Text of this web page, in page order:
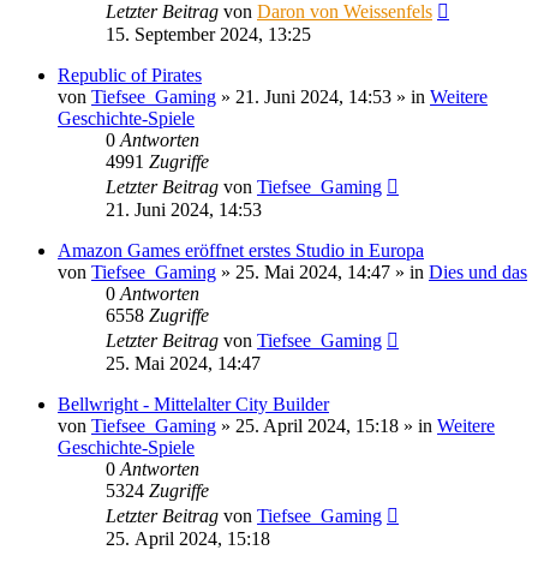
Letzter Beitrag von Daron von Weissenfels
15. September 2024, 13:25
Republic of Pirates
von Tiefsee_Gaming » 21. Juni 2024, 14:53 » in Weitere
Geschichte-Spiele
0 Antworten
4991 Zugriffe
Letzter Beitrag von Tiefsee_Gaming
21. Juni 2024, 14:53
Amazon Games eröffnet erstes Studio in Europa
von Tiefsee_Gaming » 25. Mai 2024, 14:47 » in Dies und das
0 Antworten
6558 Zugriffe
Letzter Beitrag von Tiefsee_Gaming
25. Mai 2024, 14:47
Bellwright - Mittelalter City Builder
von Tiefsee_Gaming » 25. April 2024, 15:18 » in Weitere
Geschichte-Spiele
0 Antworten
5324 Zugriffe
Letzter Beitrag von Tiefsee_Gaming
25. April 2024, 15:18